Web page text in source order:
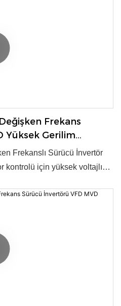
Set
Frekans
Yüksek Gerilim
Frekanslı Sürücü İnvertör
kontrolü için yüksek voltajlı
Ürün, 2003 yılında ulusal
Set